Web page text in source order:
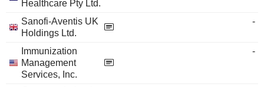
Healthcare Pty Ltd.
Sanofi-Aventis UK
Holdings Ltd.
-
Immunization
Management
Services, Inc.
-